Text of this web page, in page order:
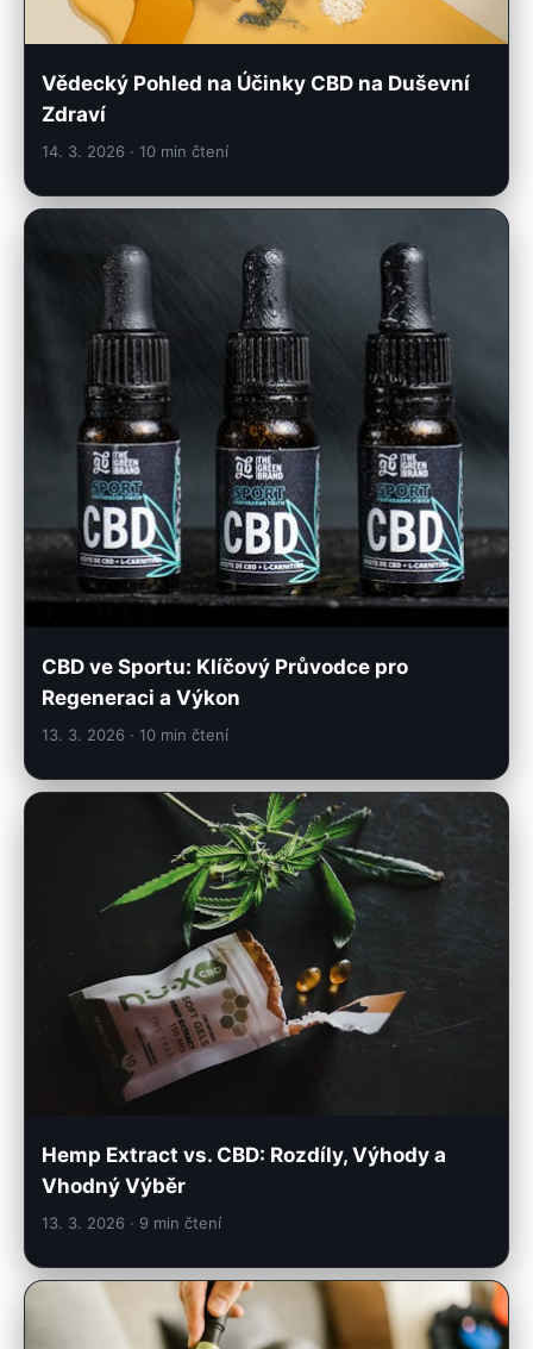
Vědecký Pohled na Účinky CBD na Duševní
Zdraví
14. 3. 2026 · 10 min čtení
CBD ve Sportu: Klíčový Průvodce pro
Regeneraci a Výkon
13. 3. 2026 · 10 min čtení
Hemp Extract vs. CBD: Rozdíly, Výhody a
Vhodný Výběr
13. 3. 2026 · 9 min čtení